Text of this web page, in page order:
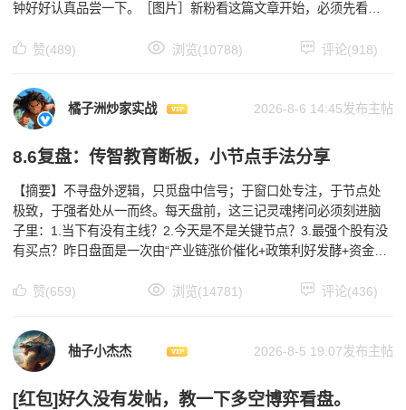
钟好好认真品尝一下。［图片］新粉看这篇文章开始，必须先看我
赞(489)
浏览(10788) 评论(918)
橘子洲炒家实战 2026-8-6 14:45发布主帖
8.6复盘：传智教育断板，小节点手法分享
【摘要】不寻盘外逻辑，只觅盘中信号；于窗口处专注，于节点处
极致，于强者处从一而终。每天盘前，这三记灵魂拷问必须刻进脑
子里：1.当下有没有主线？2.今天是不是关键节点？3.最强个股有没
有买点？昨日盘面是一次由“产业链涨价催化+政策利好发酵+资金持
赞(659)
浏览(14781) 评论(436)
柚子小杰杰 2026-8-5 19:07发布主帖
[红包]好久没有发帖，教一下多空博弈看盘。